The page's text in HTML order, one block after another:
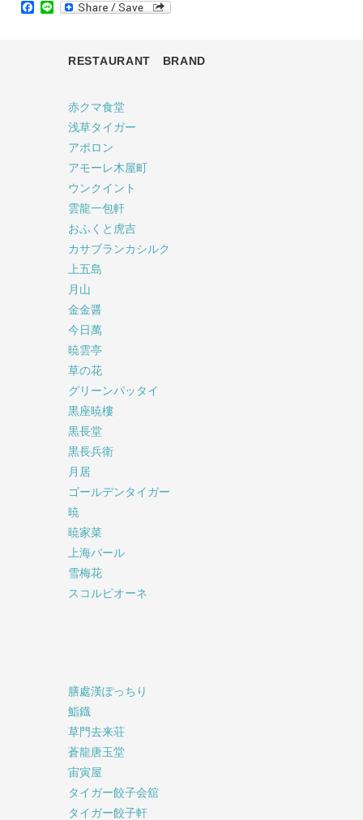
Facebook
Line
RESTAURANT BRAND
赤クマ食堂
浅草タイガー
アポロン
アモーレ木屋町
ウンクイント
雲龍一包軒
おふくと虎吉
カサブランカシルク
上五島
月山
金金醤
今日萬
暁雲亭
草の花
グリーンパッタイ
黒座暁樓
黒長堂
黒長兵衛
月居
ゴールデンタイガー
暁
暁家菜
上海バール
雪梅花
スコルピオーネ
膳處漢ぽっちり
鮨鐡
草門去来荘
蒼龍唐玉堂
宙寅屋
タイガー餃子会舘
タイガー餃子軒